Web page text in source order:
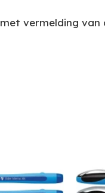
vermelding van